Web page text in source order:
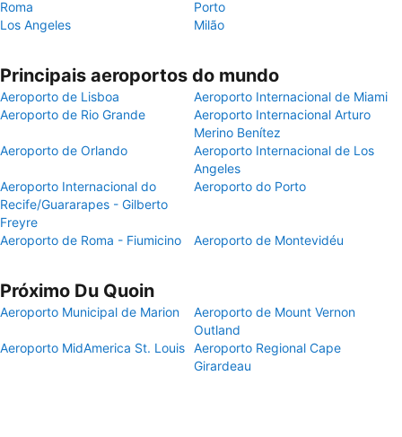
Roma
Porto
Los Angeles
Milão
Principais aeroportos do mundo
Aeroporto de Lisboa
Aeroporto Internacional de Miami
Aeroporto de Rio Grande
Aeroporto Internacional Arturo
Merino Benítez
Aeroporto de Orlando
Aeroporto Internacional de Los
Angeles
Aeroporto Internacional do
Recife/Guararapes - Gilberto
Freyre
Aeroporto do Porto
Aeroporto de Roma - Fiumicino Aeroporto de Montevidéu
Próximo Du Quoin
Aeroporto Municipal de Marion
Aeroporto de Mount Vernon
Outland
Aeroporto MidAmerica St. Louis Aeroporto Regional Cape
Girardeau